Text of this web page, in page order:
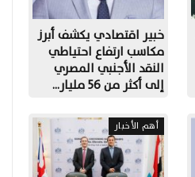
خبير اقتصادي يكشف أبرز
مكاسب ارتفاع احتياطي
النقد الأجنبي المصري
إلى أكثر من 56 مليار…
أهم الأخبار